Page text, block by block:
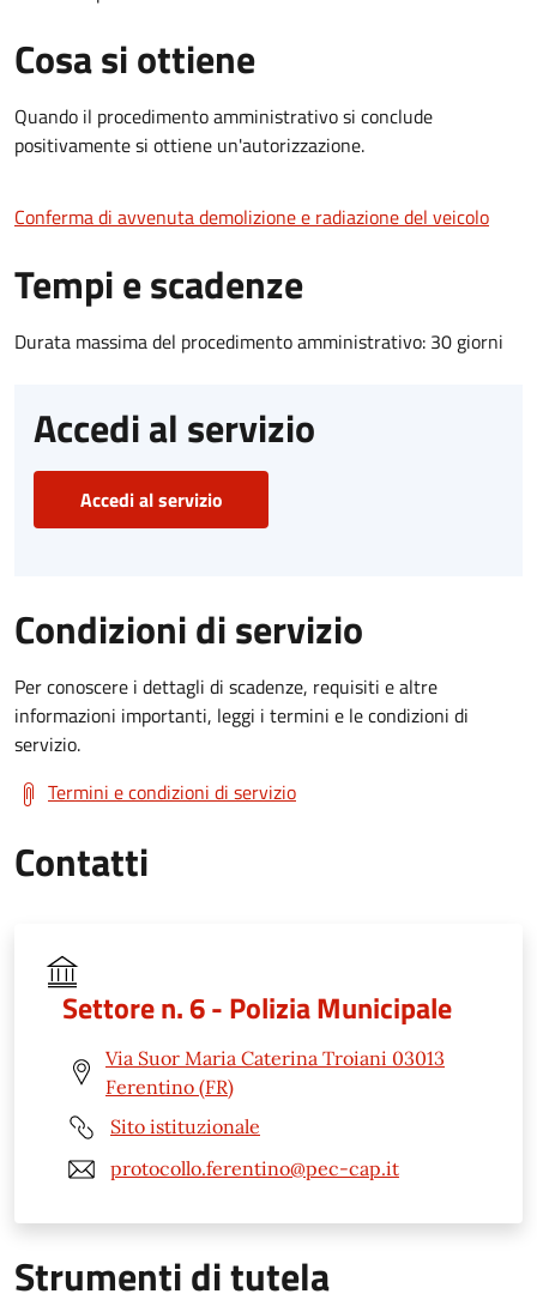
Cosa si ottiene
Quando il procedimento amministrativo si conclude
positivamente si ottiene un'autorizzazione.
Conferma di avvenuta demolizione e radiazione del veicolo
Tempi e scadenze
Durata massima del procedimento amministrativo: 30 giorni
Accedi al servizio
Accedi al servizio
Condizioni di servizio
Per conoscere i dettagli di scadenze, requisiti e altre
informazioni importanti, leggi i termini e le condizioni di
servizio.
Termini e condizioni di servizio
Contatti
Settore n. 6 - Polizia Municipale
Via Suor Maria Caterina Troiani 03013
Ferentino (FR)
Sito istituzionale
protocollo.ferentino@pec-cap.it
Strumenti di tutela